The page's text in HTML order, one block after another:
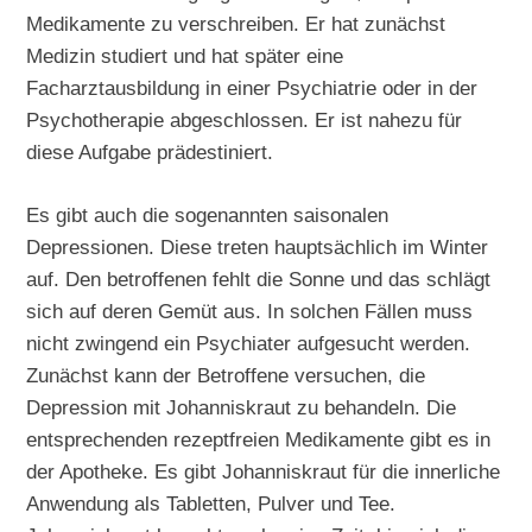
Medikamente zu verschreiben. Er hat zunächst
Medizin studiert und hat später eine
Facharztausbildung in einer Psychiatrie oder in der
Psychotherapie abgeschlossen. Er ist nahezu für
diese Aufgabe prädestiniert.
Es gibt auch die sogenannten saisonalen
Depressionen. Diese treten hauptsächlich im Winter
auf. Den betroffenen fehlt die Sonne und das schlägt
sich auf deren Gemüt aus. In solchen Fällen muss
nicht zwingend ein Psychiater aufgesucht werden.
Zunächst kann der Betroffene versuchen, die
Depression mit Johanniskraut zu behandeln. Die
entsprechenden rezeptfreien Medikamente gibt es in
der Apotheke. Es gibt Johanniskraut für die innerliche
Anwendung als Tabletten, Pulver und Tee.